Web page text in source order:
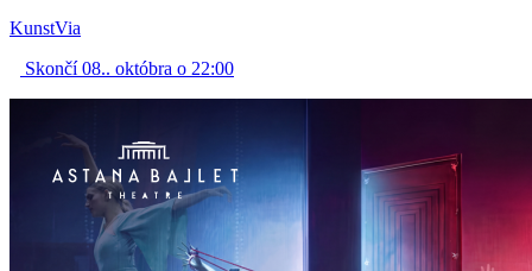
KunstVia
Skončí 08.. októbra o 22:00